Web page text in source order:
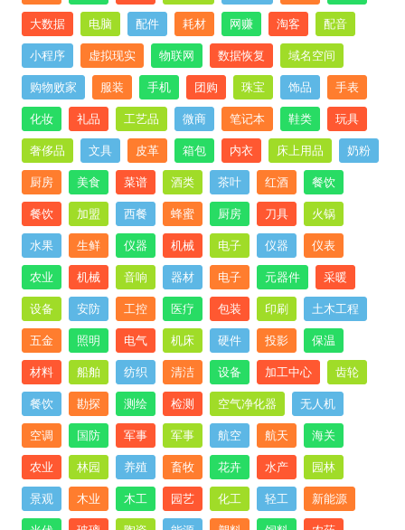
大数据 电脑 配件 耗材 网赚 淘客 配音
小程序 虚拟现实 物联网 数据恢复 域名空间
购物败家 服装 手机 团购 珠宝 饰品 手表
化妆 礼品 工艺品 微商 笔记本 鞋类 玩具
奢侈品 文具 皮革 箱包 内衣 床上用品 奶粉
厨房 美食 菜谱 酒类 茶叶 红酒 餐饮
餐饮 加盟 西餐 蜂蜜 厨房 刀具 火锅
水果 生鲜 仪器 机械 电子 仪器 仪表
农业 机械 音响 器材 电子 元器件 采暖
设备 安防 工控 医疗 包装 印刷 土木工程
五金 照明 电气 机床 硬件 投影 保温
材料 船舶 纺织 清洁 设备 加工中心 齿轮
餐饮 勘探 测绘 检测 空气净化器 无人机
空调 国防 军事 军事 航空 航天 海关
农业 林园 养殖 畜牧 花卉 水产 园林
景观 木业 木工 园艺 化工 轻工 新能源